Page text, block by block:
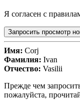
Я согласен с
Запросить просмотр
Имя: Corj
Фамилия: Ivan
Отчество: Vasilii
Прежде чем
пожалуйста,